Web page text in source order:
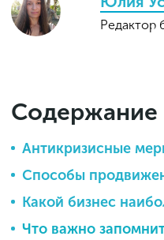
Редактор
Содержание
Антикризисные
Способы
Какой бизнес
Что важно